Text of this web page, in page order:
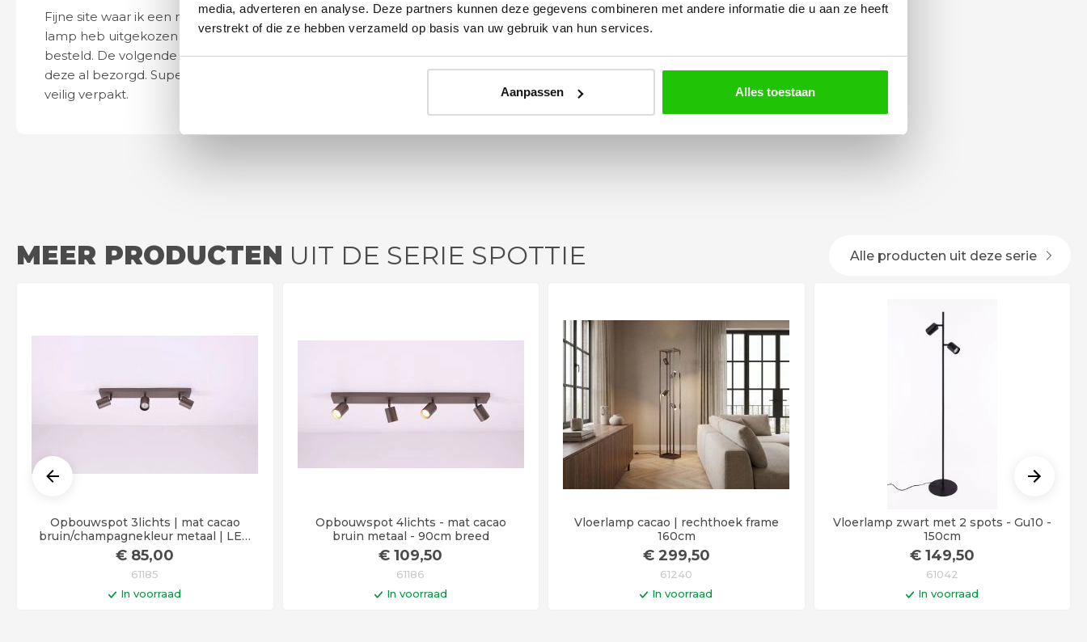
media, adverteren en analyse. Deze partners kunnen deze gegevens combineren met andere informatie die u aan ze heeft
verstrekt of die ze hebben verzameld op basis van uw gebruik van hun services.
Aanpassen Alles toestaan
Fijne site waar ik een mooie
lamp heb uitgekozen en
besteld. De volgende dag werd
deze al bezorgd. Super netjes en
veilig verpakt.
Het bestellen, betalen en
leveren verliep vlot en volledig
naar wens. Het artikel is zeer
mooi en schept veel sfeer, het is
Wij hadden 2 lampen besteld
met totaal 11 mondgeblazen
kappen. Dit was zeer goed
verpakt geleverd. Wij bevelen dit
bedrijf zeker aan!
MEER PRODUCTEN UIT DE SERIE SPOTTIE Alle producten uit deze serie
Opbouwspot 3lichts | mat cacao
bruin/champagnekleur metaal | LED
GU10 | 60cm breed
€ 85,00
61185
In voorraad
Opbouwspot 4lichts - mat cacao
bruin metaal - 90cm breed
€ 109,50
61186
In voorraad
Vloerlamp cacao | rechthoek frame
160cm
€299,50
61240
In voorraad
Vloerlamp zwart met 2 spots - Gu10 -
150cm
€149,50
61042
In voorraad